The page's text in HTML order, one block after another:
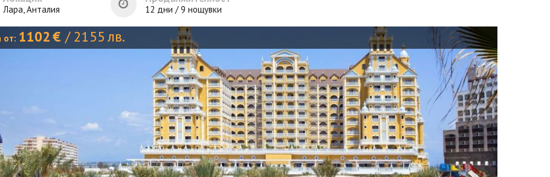
Лара, Анталия 12 дни / 9 нощувки
от: 1102€ / 2155 лв.